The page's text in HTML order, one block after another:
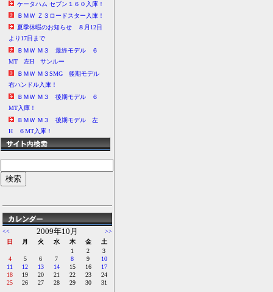
ケータハム セブン１６０入庫！
ＢＭＷ Ｚ３ロードスター入庫！
夏季休暇のお知らせ ８月12日
より17日まで
ＢＭＷ Ｍ３ 最終モデル ６
MT 左H サンルー
ＢＭＷ Ｍ３SMG 後期モデル
右ハンドル入庫！
ＢＭＷ Ｍ３ 後期モデル ６
MT入庫！
ＢＭＷ Ｍ３ 後期モデル 左
H ６MT入庫！
<< 2009年10月
>>
日
月 火 水 木 金
土
1
2
3
4
5 6 7 8 9
10
11
12 13 14 15 16
17
18
19 20 21 22 23
24
25
26 27 28 29 30 31